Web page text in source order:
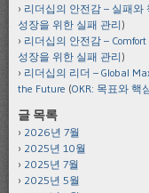
리더십의 안전감 – 실패와
성장을 위한 실패 관리)
리더십의 안전감 –
성장을 위한 실패 관리)
리더십의 리더 – Global
the Future (OKR: 목표와 핵
글 목록
2026년 7월
2025년 10월
2025년 7월
2025년 5월